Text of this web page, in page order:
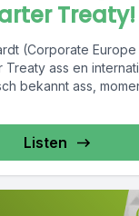
Treaty!
(Corporate
Treaty ass en
bekannt ass,
Listen